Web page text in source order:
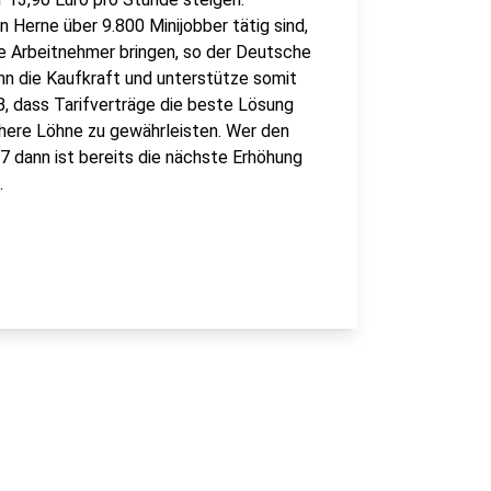
Herne über 9.800 Minijobber tätig sind,
Arbeitnehmer bringen, so der Deutsche
die Kaufkraft und unterstütze somit
dass Tarifverträge die beste Lösung
Löhne zu gewährleisten. Wer den
ist bereits die nächste Erhöhung